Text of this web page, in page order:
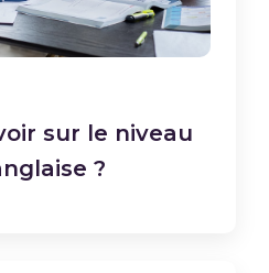
sur le niveau
?